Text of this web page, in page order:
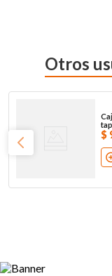
Otros
$